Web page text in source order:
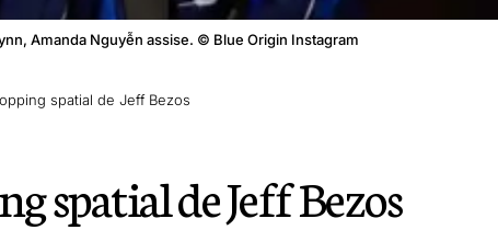
Amanda Nguyễn assise. © Blue Origin Instagram
spatial de Jeff Bezos
spatial de Jeff Bezos